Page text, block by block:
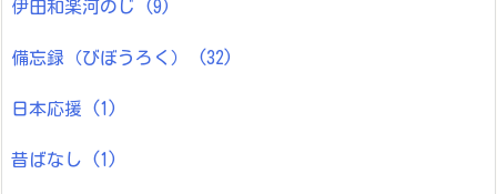
伊田和楽河のじ (9)
備忘録（びぼうろく） (32)
日本応援 (1)
昔ばなし (1)